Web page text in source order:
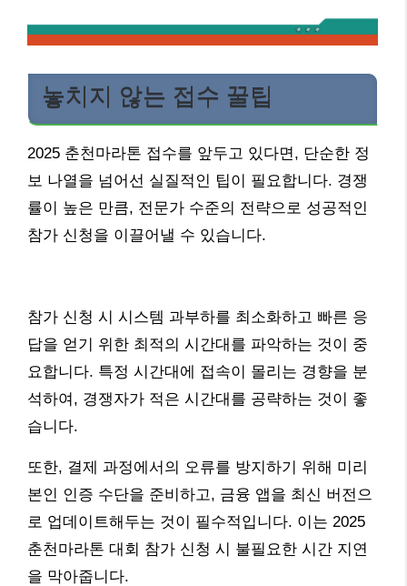
놓치지 않는 접수 꿀팁
2025 춘천마라톤 접수를 앞두고 있다면, 단순한 정
보 나열을 넘어선 실질적인 팁이 필요합니다. 경쟁
률이 높은 만큼, 전문가 수준의 전략으로 성공적인
참가 신청을 이끌어낼 수 있습니다.
참가 신청 시 시스템 과부하를 최소화하고 빠른 응
답을 얻기 위한 최적의 시간대를 파악하는 것이 중
요합니다. 특정 시간대에 접속이 몰리는 경향을 분
석하여, 경쟁자가 적은 시간대를 공략하는 것이 좋
습니다.
또한, 결제 과정에서의 오류를 방지하기 위해 미리
본인 인증 수단을 준비하고, 금융 앱을 최신 버전으
로 업데이트해두는 것이 필수적입니다. 이는 2025
춘천마라톤 대회 참가 신청 시 불필요한 시간 지연
을 막아줍니다.